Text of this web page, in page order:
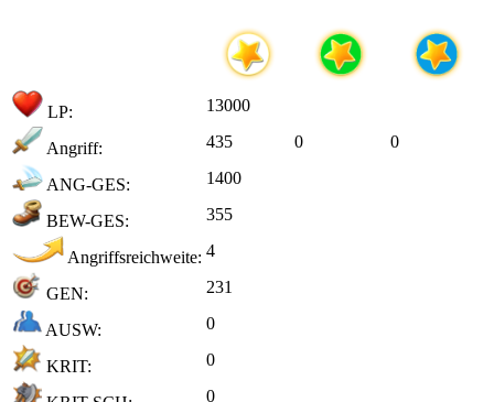
LP: 13000
Angriff: 435 0 0
ANG-GES: 1400
BEW-GES: 355
Angriffsreichweite: 4
GEN: 231
AUSW: 0
KRIT: 0
0